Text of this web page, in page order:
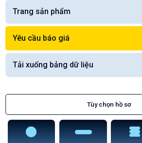
Trang sản phẩm
Yêu cầu báo giá
Tải xuống bảng dữ liệu
Tùy chọn hồ sơ